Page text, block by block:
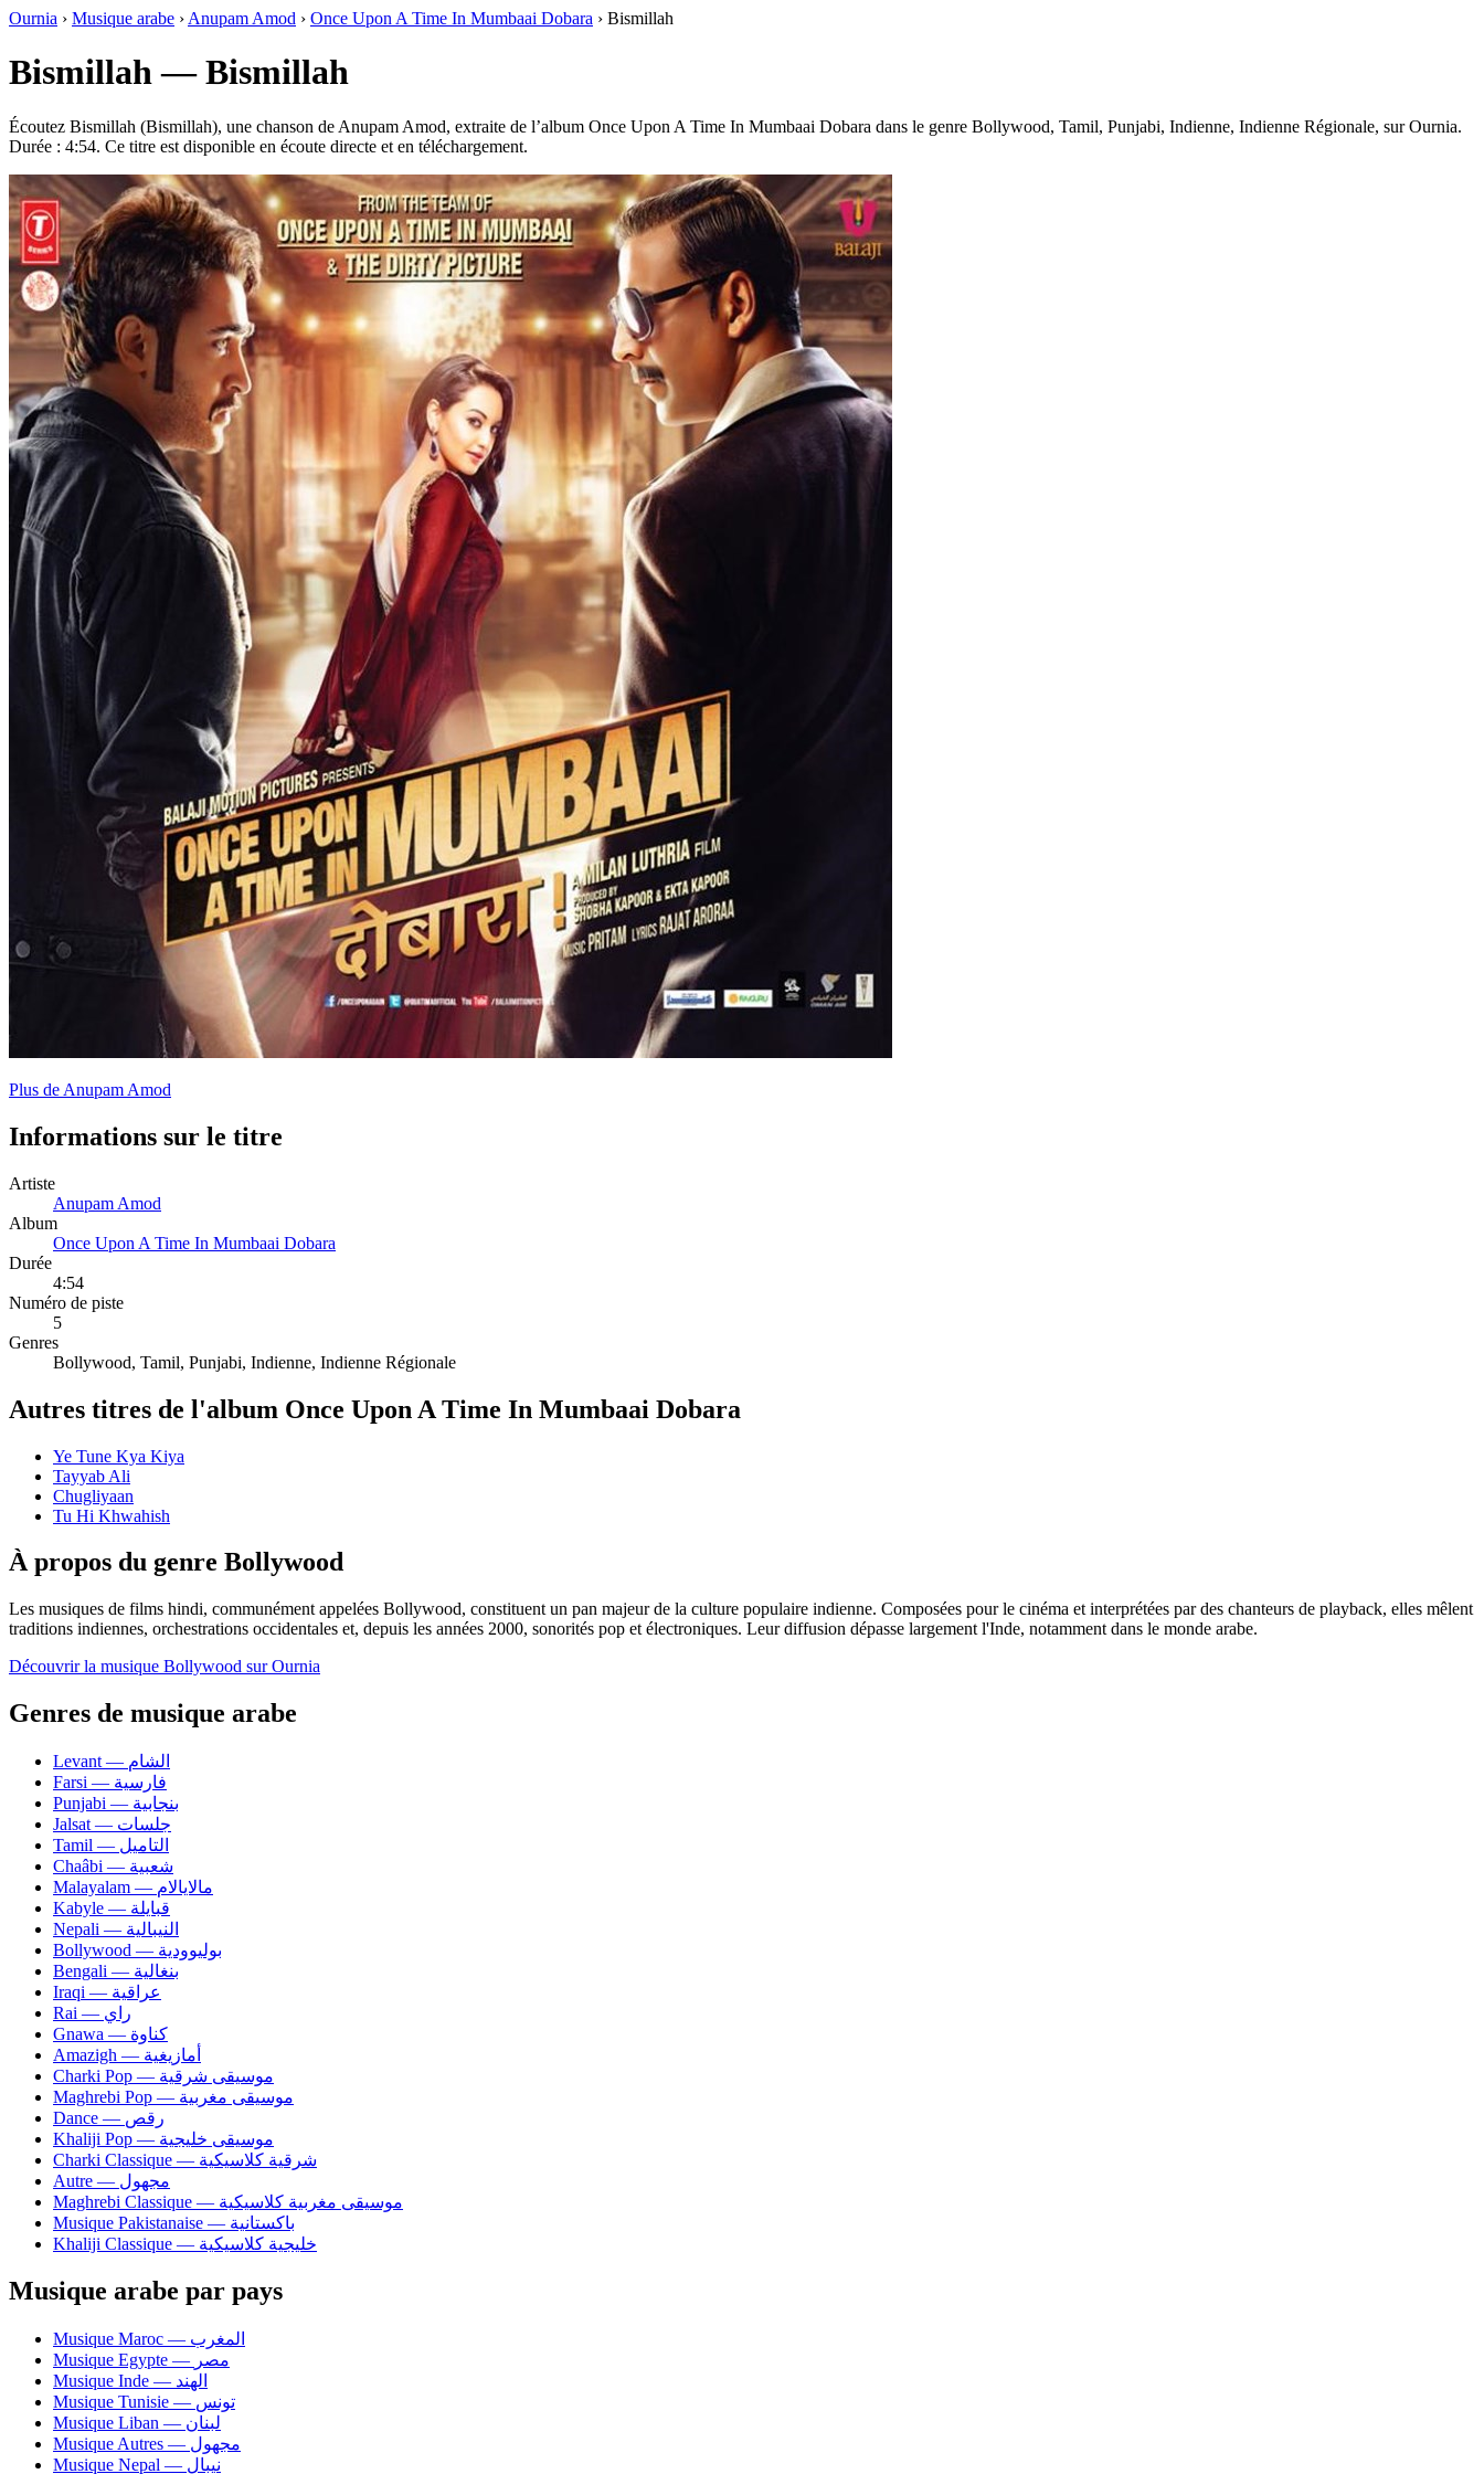
Ournia › Musique arabe › Anupam Amod › Once Upon A Time In Mumbaai Dobara › Bismillah
Bismillah — Bismillah
Écoutez Bismillah (Bismillah), une chanson de Anupam Amod, extraite de l’album Once Upon A Time In Mumbaai Dobara dans le genre Bollywood, Tamil, Punjabi, Indienne, Indienne Régionale, sur Ournia.
Durée : 4:54. Ce titre est disponible en écoute directe et en téléchargement.
Plus de Anupam Amod
Informations sur le titre
Artiste
Anupam Amod
Album
Once Upon A Time In Mumbaai Dobara
Durée
4:54
Numéro de piste
5
Genres
Bollywood, Tamil, Punjabi, Indienne, Indienne Régionale
Autres titres de l'album Once Upon A Time In Mumbaai Dobara
Ye Tune Kya Kiya
Tayyab Ali
Chugliyaan
Tu Hi Khwahish
À propos du genre Bollywood
Les musiques de films hindi, communément appelées Bollywood, constituent un pan majeur de la culture populaire indienne. Composées pour le cinéma et interprétées par des chanteurs de playback, elles mêlent
traditions indiennes, orchestrations occidentales et, depuis les années 2000, sonorités pop et électroniques. Leur diffusion dépasse largement l'Inde, notamment dans le monde arabe.
Découvrir la musique Bollywood sur Ournia
Genres de musique arabe
Levant — الشام
Farsi — فارسية
Punjabi — بنجابية
Jalsat — جلسات
Tamil — التاميل
Chaâbi — شعبية
Malayalam — مالايالام
Kabyle — قبايلة
Nepali — النيبالية
Bollywood — بوليوودية
Bengali — بنغالية
Iraqi — عراقية
Rai — راي
Gnawa — كناوة
Amazigh — أمازيغية
Charki Pop — موسيقى شرقية
Maghrebi Pop — موسيقى مغربية
Dance — رقص
Khaliji Pop — موسيقى خليجية
Charki Classique — شرقية كلاسيكية
Autre — مجهول
Maghrebi Classique — موسيقى مغربية كلاسيكية
Musique Pakistanaise — باكستانية
Khaliji Classique — خليجية كلاسيكية
Musique arabe par pays
Musique Maroc — المغرب
Musique Egypte — مصر
Musique Inde — الهند
Musique Tunisie — تونس
Musique Liban — لبنان
Musique Autres — مجهول
Musique Nepal — نيبال